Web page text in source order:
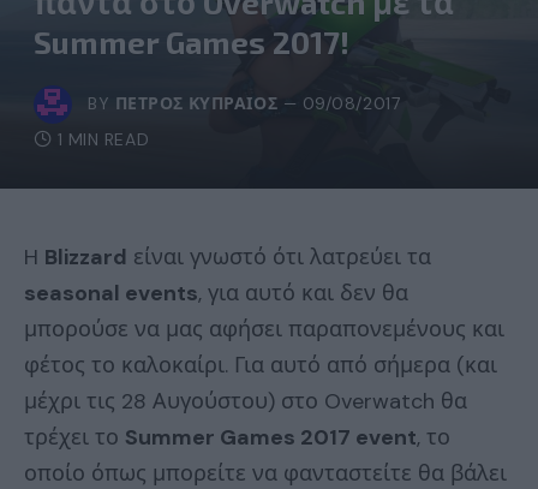
Summer Games 2017!
BY ΠΈΤΡΟΣ ΚΥΠΡΑΊΟΣ
09/08/2017
1 MIN READ
H Blizzard είναι γνωστό ότι λατρεύει τα
seasonal events, για αυτό και δεν θα
μπορούσε να μας αφήσει παραπονεμένους και
φέτος το καλοκαίρι. Για αυτό από σήμερα (και
μέχρι τις 28 Αυγούστου) στο Overwatch θα
τρέχει το Summer Games 2017 event, το
οποίο όπως μπορείτε να φανταστείτε θα βάλει